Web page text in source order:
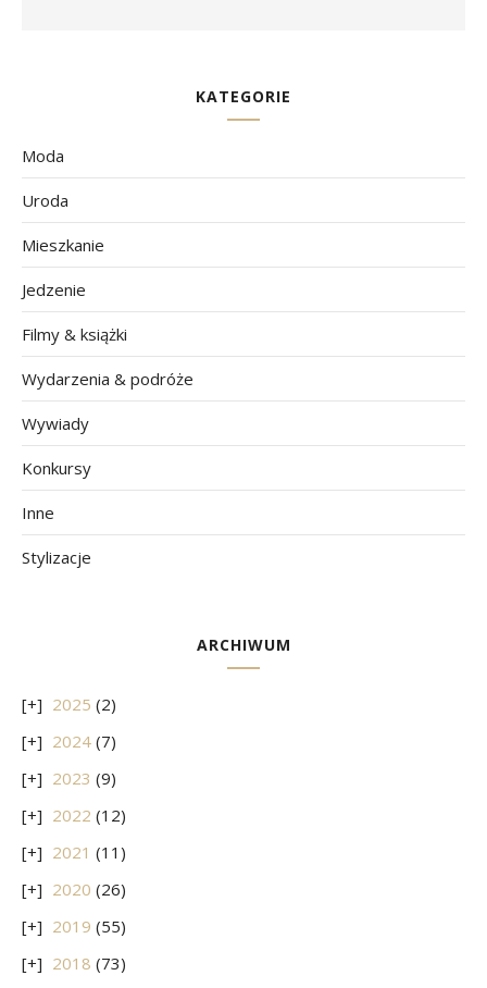
KATEGORIE
Moda
Uroda
Mieszkanie
Jedzenie
Filmy & książki
Wydarzenia & podróże
Wywiady
Konkursy
Inne
Stylizacje
ARCHIWUM
2025 (2)
2024 (7)
2023 (9)
2022 (12)
2021 (11)
2020 (26)
2019 (55)
2018 (73)